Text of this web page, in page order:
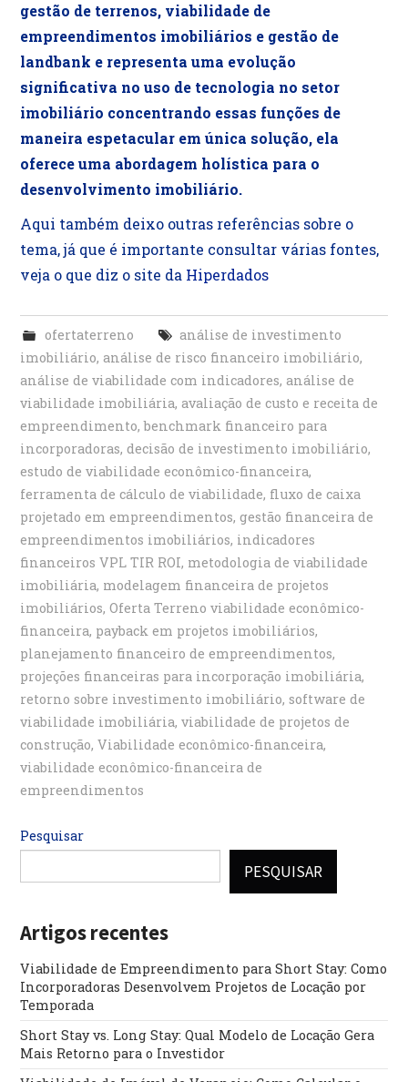
gestão de terrenos, viabilidade de
empreendimentos imobiliários e gestão de
landbank e representa uma evolução
significativa no uso de tecnologia no setor
imobiliário concentrando essas funções de
maneira espetacular em única solução, ela
oferece uma abordagem holística para o
desenvolvimento imobiliário.
Aqui também deixo outras referências sobre o
tema, já que é importante consultar várias fontes,
veja o que diz o site da Hiperdados
ofertaterreno
análise de investimento
imobiliário, análise de risco financeiro imobiliário,
análise de viabilidade com indicadores, análise de
viabilidade imobiliária, avaliação de custo e receita de
empreendimento,benchmark financeiro para
incorporadoras,decisão de investimento imobiliário,
estudo de viabilidade econômico-financeira,
ferramenta de cálculo de viabilidade, fluxo de caixa
projetado em empreendimentos,gestão financeira de
empreendimentos imobiliários, indicadores
financeiros VPL TIR ROI, metodologia de viabilidade
imobiliária, modelagem financeira de projetos
imobiliários,Oferta Terreno viabilidade econômico-
financeira, payback em projetos imobiliários,
planejamento financeiro de empreendimentos,
projeções financeiras para incorporação imobiliária,
retorno sobre investimento imobiliário,software de
viabilidade imobiliária,viabilidade de projetos de
construção,Viabilidade econômico-financeira,
viabilidade econômico-financeira de
empreendimentos
Pesquisar
PESQUISAR
Artigos recentes
Viabilidade de Empreendimento para Short Stay: Como
Incorporadoras Desenvolvem Projetos de Locação por
Temporada
Short Stay vs. Long Stay: Qual Modelo de Locação Gera
Mais Retorno para o Investidor